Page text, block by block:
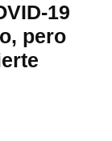
19
pero